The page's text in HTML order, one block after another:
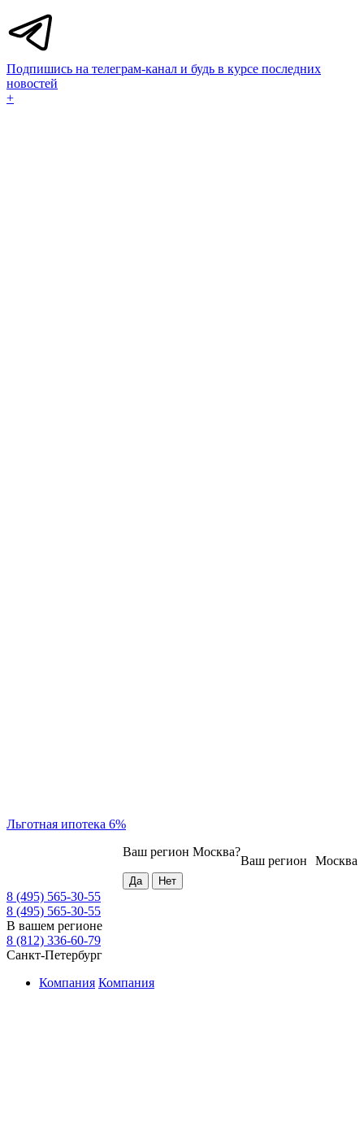
Подпишись на телеграм-канал и будь в курсе последних
новостей
+
Льготная ипотека 6%
Москва
Ваш регион
Ваш регион Москва?
8 (495) 565-30-55
8 (495) 565-30-55
В вашем регионе
8 (812) 336-60-79
Санкт-Петербург
Компания Компания